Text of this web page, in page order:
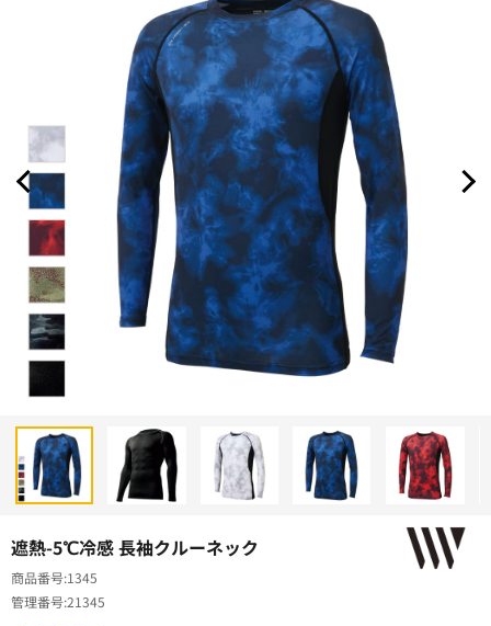
遮熱-5℃冷感 長袖クルーネック
商品番号 1345
管理番号21345